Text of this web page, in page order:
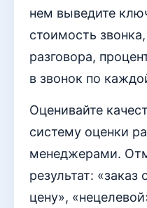
нем выведите
стоимость
разговора,
в звонок по
Оценивайте
систему оценки
менеджерами.
результат:
цену»,